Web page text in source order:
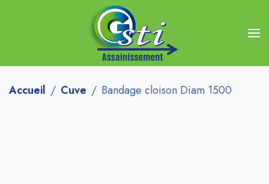
Accueil Cuve Bandage cloison Diam 1500